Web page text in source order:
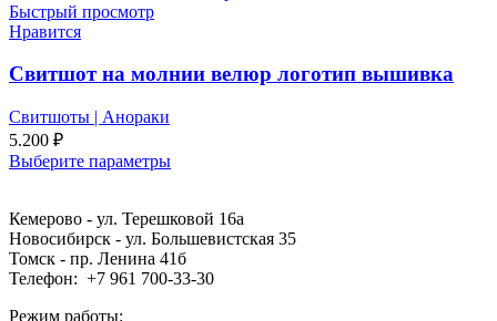
Быстрый просмотр
Нравится
Свитшот на молнии велюр логотип вышивка
Свитшоты | Анораки
5.200 ₽
Выберите параметры
Кемерово - ул. Терешковой 16а
Новосибирск - ул. Большевистская 35
Томск - пр. Ленина 41б
Телефон: +7 961 700-33-30
Режим работы: